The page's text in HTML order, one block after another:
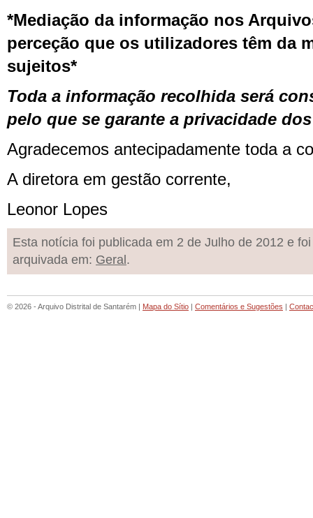
*Mediação da informação nos
perceção que os utilizadores têm da
sujeitos*
Toda a informação recolhida será
pelo que se garante a privacidade
Agradecemos antecipadamente toda a
A diretora em gestão corrente,
Leonor Lopes
Esta notícia foi publicada em 2 de Julho de 2012 e foi
arquivada em: Geral .
© 2026 - Arquivo Distrital de Santarém | Mapa do Sítio | Comentários e Sugestões |